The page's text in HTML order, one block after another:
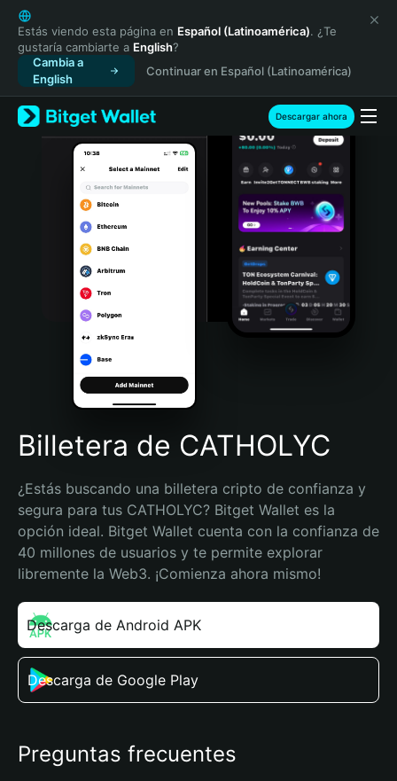
English
日本語
Tiếng Việt
Русский
Español (Latinoamérica)
Türkçe
Italiano
Português (Portugal)
Bahasa Indonesia
Português (Brasil)
Español (Argentina)
Estás viendo esta página en Español (Latinoamérica). ¿Te
gustaría cambiarte a English?
Cambia a
English
Continuar en Español (Latinoamérica)
Descargar ahora
Billetera de CATHOLYC
¿Estás buscando una billetera cripto de confianza y
segura para tus CATHOLYC? Bitget Wallet es la
opción ideal. Bitget Wallet cuenta con la confianza de
40 millones de usuarios y te permite explorar
libremente la Web3. ¡Comienza ahora mismo!
Descarga de Android APK
Descarga de Google Play
Preguntas frecuentes